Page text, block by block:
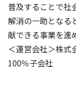
普及することで社
解消の一助となる
献できる事業を進
＜運営会社＞株
100％子会社